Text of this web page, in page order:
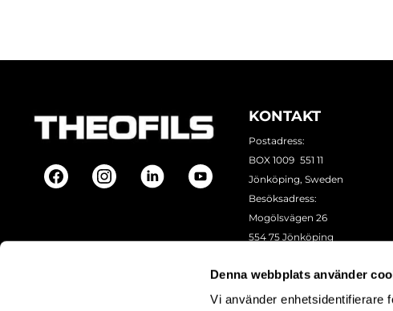
Denna webbplats använder
Vi använder enhetsidentifierare
KONTAKT
Postadress:
BOX 1009 551 11
Jönköping, Sweden
Besöksadress:
Mogölsvägen 26
554 75 Jönköping
Epost:info@theofils.se
Org. nr 556154-8925